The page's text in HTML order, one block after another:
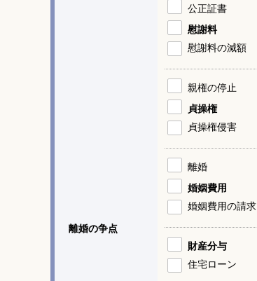
離婚の争点
公正証書
慰謝料
慰謝料の減額
親権の停止
貞操権
貞操権侵害
離婚
婚姻費用
婚姻費用の請求
財産分与
住宅ローン